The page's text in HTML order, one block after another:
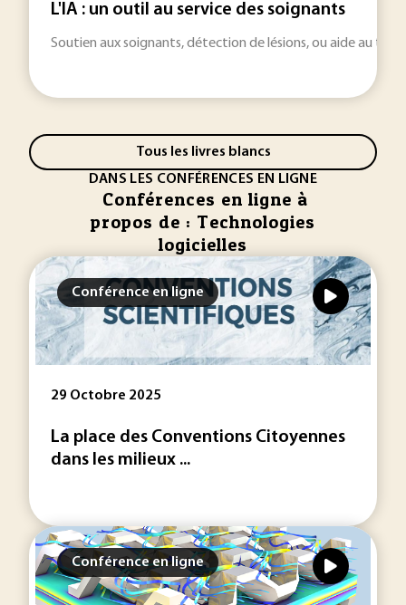
L'IA : un outil au service des soignants
Soutien aux soignants, détection de lésions, ou aide au
Tous les livres blancs
DANS LES CONFÉRENCES EN LIGNE
Conférences en ligne à
propos de : Technologies
logicielles
Conférence en ligne
29 Octobre 2025
La place des Conventions Citoyennes
dans les milieux ...
Conférence en ligne